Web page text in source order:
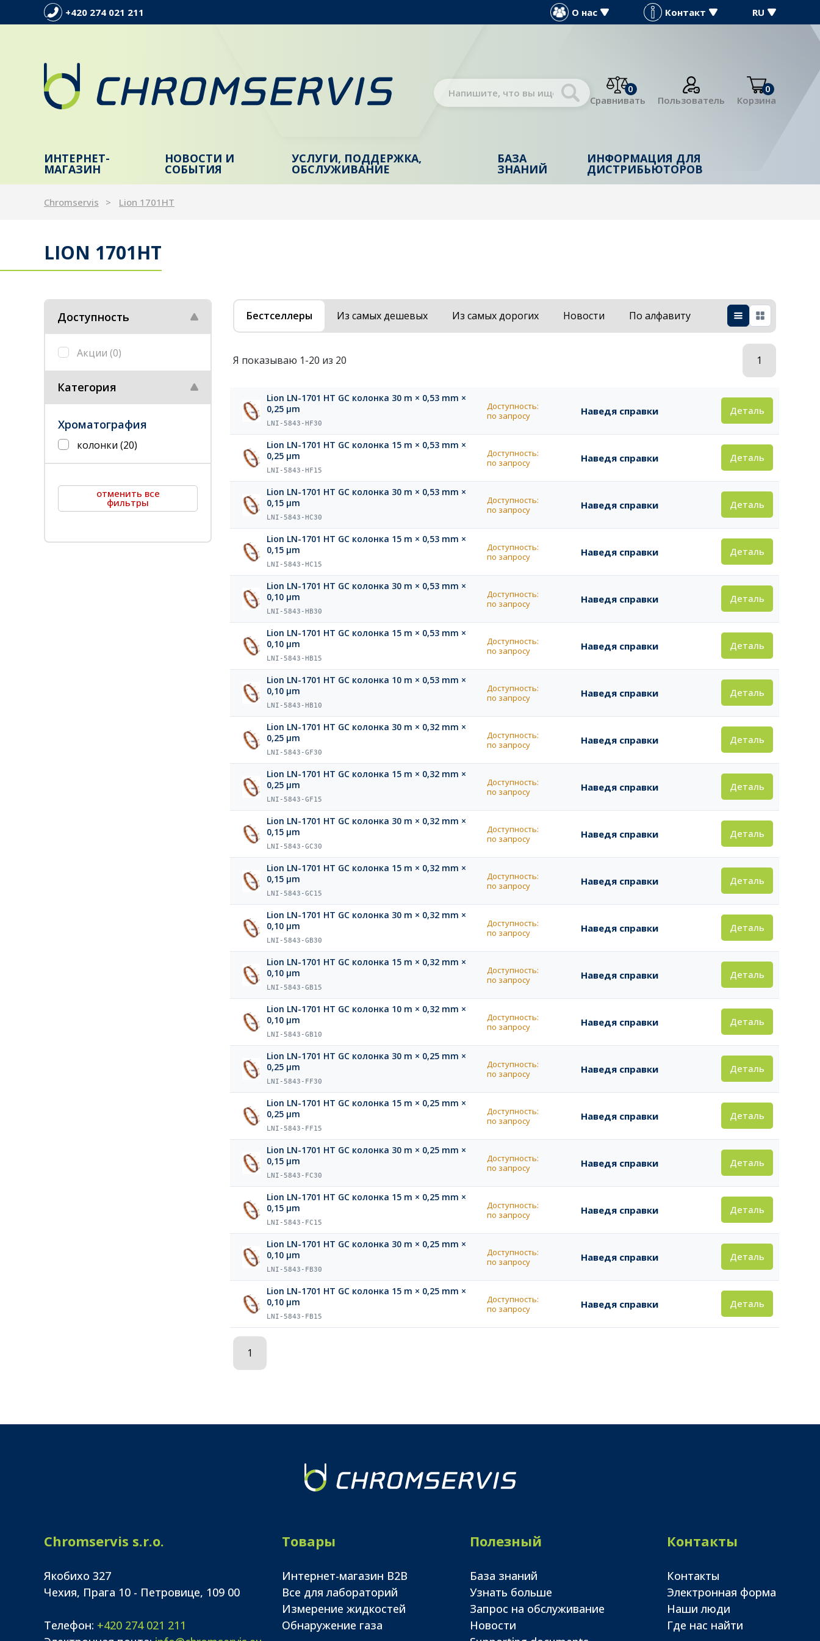
+420 274 021 211 О нас Контакт RU
0
Сравнивать
Пользователь
0
Корзина
ИНТЕРНЕТ-
МАГАЗИН
НОВОСТИ И
СОБЫТИЯ
УСЛУГИ, ПОДДЕРЖКА,
ОБСЛУЖИВАНИЕ
БАЗА
ЗНАНИЙ
ИНФОРМАЦИЯ ДЛЯ
ДИСТРИБЬЮТОРОВ
Chromservis Lion 1701HT
LION 1701HT
Доступность
Акции (0)
Категория
Хроматография
колонки (20)
отменить все
фильтры
Бестселлеры Из самых дешевых Из самых дорогих Новости По алфавиту
Я показываю 1-20 из 20 1
Lion LN-1701 HT GC колонка 30 m × 0,53 mm ×
0,25 µm
LNI-5843-HF30
Доступность:
по запросу
Наведя справки Деталь
Lion LN-1701 HT GC колонка 15 m × 0,53 mm ×
0,25 µm
LNI-5843-HF15
Доступность:
по запросу
Наведя справки Деталь
Lion LN-1701 HT GC колонка 30 m × 0,53 mm ×
0,15 µm
LNI-5843-HC30
Доступность:
по запросу
Наведя справки Деталь
Lion LN-1701 HT GC колонка 15 m × 0,53 mm ×
0,15 µm
LNI-5843-HC15
Доступность:
по запросу
Наведя справки Деталь
Lion LN-1701 HT GC колонка 30 m × 0,53 mm ×
0,10 µm
LNI-5843-HB30
Доступность:
по запросу
Наведя справки Деталь
Lion LN-1701 HT GC колонка 15 m × 0,53 mm ×
0,10 µm
LNI-5843-HB15
Доступность:
по запросу
Наведя справки Деталь
Lion LN-1701 HT GC колонка 10 m × 0,53 mm ×
0,10 µm
LNI-5843-HB10
Доступность:
по запросу
Наведя справки Деталь
Lion LN-1701 HT GC колонка 30 m × 0,32 mm ×
0,25 µm
LNI-5843-GF30
Доступность:
по запросу
Наведя справки Деталь
Lion LN-1701 HT GC колонка 15 m × 0,32 mm ×
0,25 µm
LNI-5843-GF15
Доступность:
по запросу
Наведя справки Деталь
Lion LN-1701 HT GC колонка 30 m × 0,32 mm ×
0,15 µm
LNI-5843-GC30
Доступность:
по запросу
Наведя справки Деталь
Lion LN-1701 HT GC колонка 15 m × 0,32 mm ×
0,15 µm
LNI-5843-GC15
Доступность:
по запросу
Наведя справки Деталь
Lion LN-1701 HT GC колонка 30 m × 0,32 mm ×
0,10 µm
LNI-5843-GB30
Доступность:
по запросу
Наведя справки Деталь
Lion LN-1701 HT GC колонка 15 m × 0,32 mm ×
0,10 µm
LNI-5843-GB15
Доступность:
по запросу
Наведя справки Деталь
Lion LN-1701 HT GC колонка 10 m × 0,32 mm ×
0,10 µm
LNI-5843-GB10
Доступность:
по запросу
Наведя справки Деталь
Lion LN-1701 HT GC колонка 30 m × 0,25 mm ×
0,25 µm
LNI-5843-FF30
Доступность:
по запросу
Наведя справки Деталь
Lion LN-1701 HT GC колонка 15 m × 0,25 mm ×
0,25 µm
LNI-5843-FF15
Доступность:
по запросу
Наведя справки Деталь
Lion LN-1701 HT GC колонка 30 m × 0,25 mm ×
0,15 µm
LNI-5843-FC30
Доступность:
по запросу
Наведя справки Деталь
Lion LN-1701 HT GC колонка 15 m × 0,25 mm ×
0,15 µm
LNI-5843-FC15
Доступность:
по запросу
Наведя справки Деталь
Lion LN-1701 HT GC колонка 30 m × 0,25 mm ×
0,10 µm
LNI-5843-FB30
Доступность:
по запросу
Наведя справки Деталь
Lion LN-1701 HT GC колонка 15 m × 0,25 mm ×
0,10 µm
LNI-5843-FB15
Доступность:
по запросу
Наведя справки Деталь
1
Chromservis s.r.o.
Якобихо 327
Чехия, Прага 10 - Петровице, 109 00
Телефон: +420 274 021 211
Товары
Интернет-магазин B2B
Все для лабораторий
Измерение жидкостей
Обнаружение газа
Полезный
База знаний
Узнать больше
Запрос на обслуживание
Новости
Контакты
Контакты
Электронная форма
Наши люди
Где нас найти